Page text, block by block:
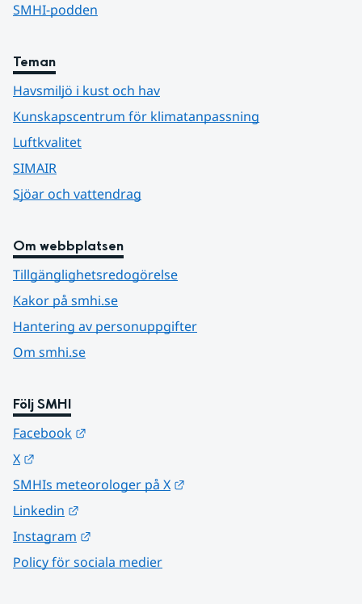
SMHI-podden
Teman
Havsmiljö i kust och hav
Kunskapscentrum för klimatanpassning
Luftkvalitet
SIMAIR
Sjöar och vattendrag
Om webbplatsen
Tillgänglighetsredogörelse
Kakor på smhi.se
Hantering av personuppgifter
Om smhi.se
Följ SMHI
Facebook
X
SMHIs meteorologer på X
Linkedin
Instagram
Policy för sociala medier